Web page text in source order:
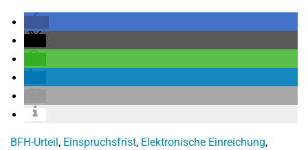
BFH-Urteil, Einspruchsfrist, Elektronische Einreichung,